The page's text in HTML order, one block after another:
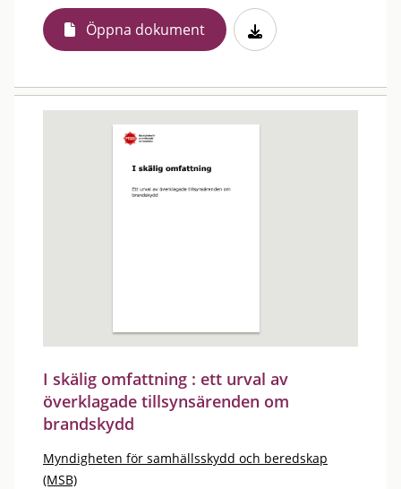
Öppna dokument
I skälig omfattning : ett urval av
överklagade tillsynsärenden om
brandskydd
Myndigheten för samhällsskydd och beredskap
(MSB)